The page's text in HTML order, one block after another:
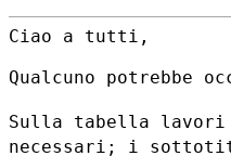
Ciao a tutti,
Qualcuno
Sulla tabella
necessari; i